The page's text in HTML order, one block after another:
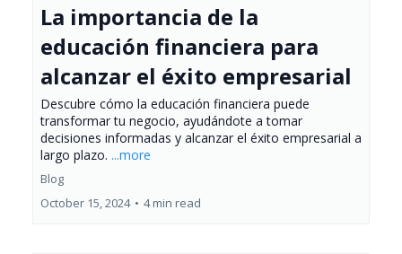
La importancia de la
educación financiera para
alcanzar el éxito empresarial
Descubre cómo la educación financiera puede
transformar tu negocio, ayudándote a tomar
decisiones informadas y alcanzar el éxito empresarial a
largo plazo. ...more
Blog
October 15, 2024 • 4 min read